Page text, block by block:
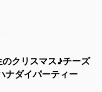
のクリスマス♪チーズ
ナダイパーティー